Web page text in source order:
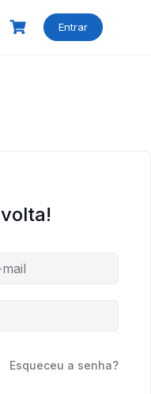
Entrar
Esqueceu a senha?